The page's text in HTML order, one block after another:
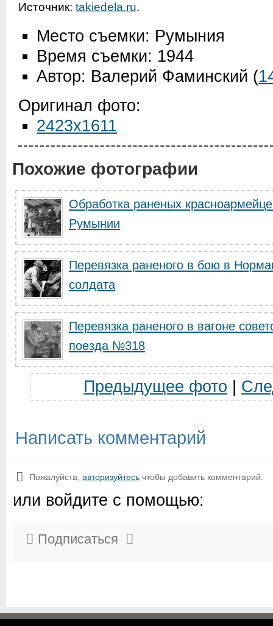
Источник: takiedela.ru.
Место съемки: Румыния
Время съемки: 1944
Автор: Валерий Фаминский (
Оригинал фото:
2423x1611
Похожие фотографии
Обработка раненых
Румынии
Перевязка раненого в бою в
солдата
Перевязка раненого в вагоне
поезда №318
Предыдущее фото
Написать комментарий
Пожалуйста, авторизуйтесь чтобы добавить комментарий.
или войдите с помощью:
Подписаться